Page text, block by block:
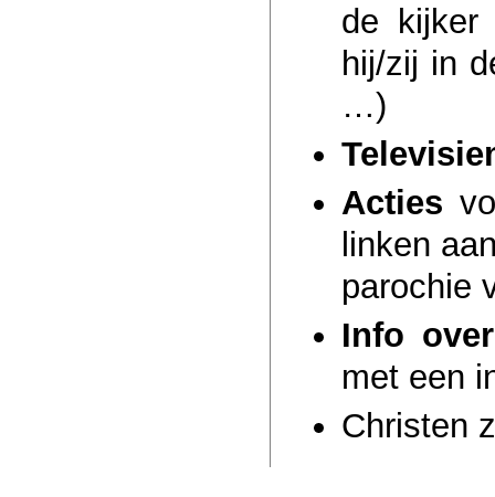
de kijker
hij/zij in
…)
Acties
linken
parochie
Info
met een
Christen